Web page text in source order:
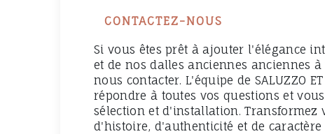
CONTACTEZ-NOUS
Si vous êtes prêt à ajouter l'élégance
et de nos dalles anciennes anciennes
nous contacter. L'équipe de SALUZZO
répondre à toutes vos questions et
sélection et d'installation. Transformez
d'histoire, d'authenticité et de